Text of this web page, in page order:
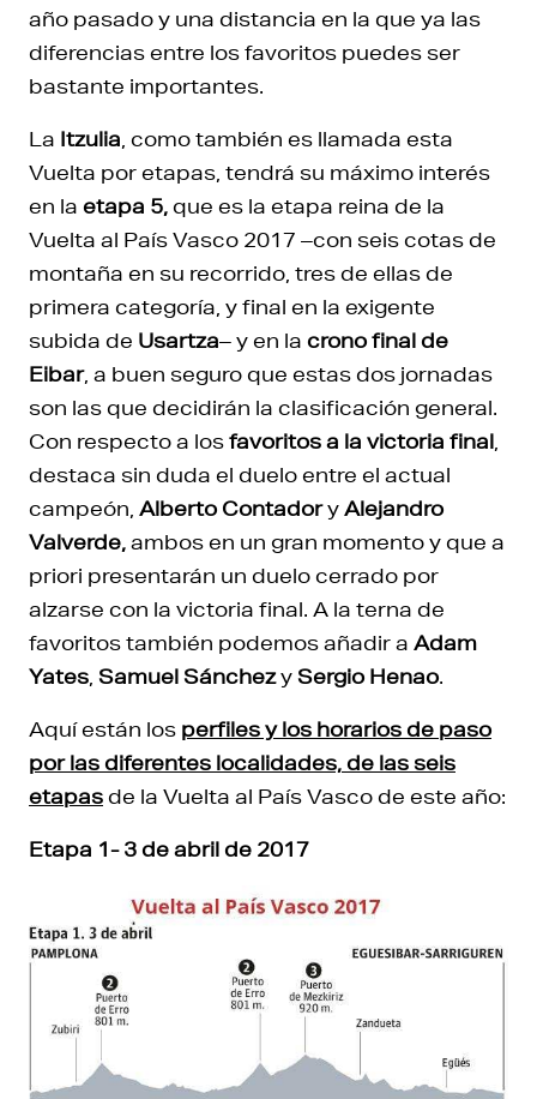
año pasado y una distancia en la que ya las
diferencias entre los favoritos puedes ser
bastante importantes.
La Itzulia , como también es llamada esta
Vuelta por etapas, tendrá su máximo interés
en la etapa 5,que es la etapa reina de la
Vuelta al País Vasco 2017 –con seis cotas de
montaña en su recorrido, tres de ellas de
primera categoría, y final en la exigente
subida de Usartza– y en la crono final de
Eibar, a buen seguro que estas dos jornadas
son las que decidirán la clasificación general.
Con respecto a losfavoritos a la victoria final
destaca sin duda el duelo entre el actual
campeón, Alberto ContadoryAlejandro
Valverde,ambos en un gran momento y que a
priori presentarán un duelo cerrado por
alzarse con la victoria final. A la terna de
favoritos también podemos añadir a Adam
Yates Samuel SánchezySergio Henao.
Aquí están los perfiles y los horarios de paso
por las diferentes localidades, de las seis
etapasde la Vuelta al País Vasco de este año:
Etapa 1- 3 de abril de 2017